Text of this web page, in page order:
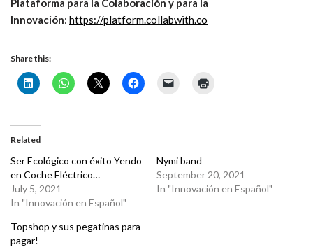
Innovación: https://platform.collabwith.co
Share this:
Related
Ser Ecológico con éxito Yendo
en Coche Eléctrico…
July 5, 2021
In "Innovación en Español"
Nymi band
September 20, 2021
In "Innovación en Español"
Topshop y sus pegatinas para
pagar!